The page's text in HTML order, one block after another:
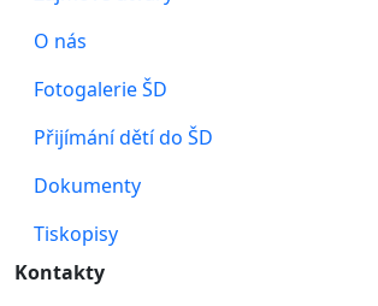
O nás
Fotogalerie ŠD
Přijímání dětí do ŠD
Dokumenty
Tiskopisy
Kontakty